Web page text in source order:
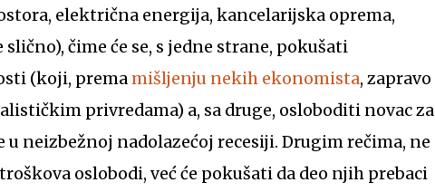
električna energija, kancelarijska oprema,
čime će se, s jedne strane, pokušati
(koji, premamišljenju nekih ekonomista, zapravo
privredama) a, sa druge, osloboditi novac za
neizbežnoj nadolazećoj recesiji. Drugim rečima, ne
oslobodi, već će pokušati da deo njih prebaci